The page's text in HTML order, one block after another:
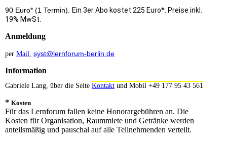
90 Euro* (1 Termin)
Ein 3er Abo kostet 225 Euro*. Preise inkl.
19% MwSt.
Anmeldung
per Mail syst@lernforum-berlin.de
Information
Gabriele Lang, über die Seite Kontakt und Mobil +49 177 95 43 561
* Kosten
Für das Lernforum fallen keine Honorargebühren an. Die
Kosten für Organisation, Raummiete und Getränke werden
anteilsmäßig und pauschal auf alle Teilnehmenden verteilt.